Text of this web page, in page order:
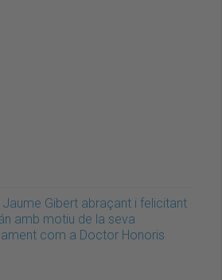
Jaume Gibert abraçant i felicitant
amb motiu de la seva
com a Doctor Honoris